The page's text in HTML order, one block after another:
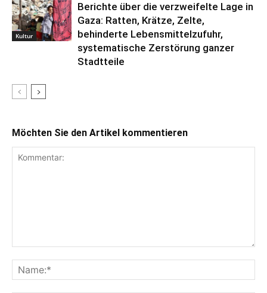
Kultur
Berichte über die verzweifelte Lage in
Gaza: Ratten, Krätze, Zelte,
behinderte Lebensmittelzufuhr,
systematische Zerstörung ganzer
Stadtteile
Möchten Sie den Artikel kommentieren